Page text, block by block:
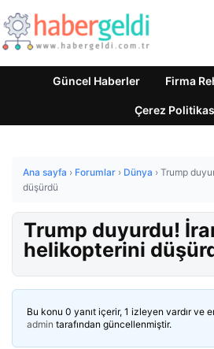
Güncel Haberler Firma
Çerez
Ana sayfa › Forumlar › Dünya › Trump
düşürdü
Trump duyurdu!
helikopterini
Bu konu 0 yanıt içerir, 1 izleyen vardır ve
admin tarafından güncellenmiştir.